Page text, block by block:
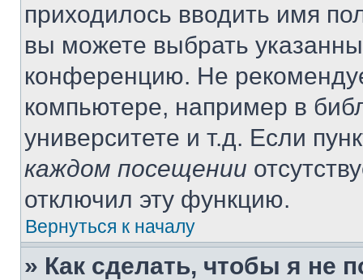
приходилось вводить имя
вы можете выбрать
конференцию. Не
компьютере, например в
университете и т.д. Если
каждом посещении
отключил эту функцию.
Вернуться к началу
» Как сделать, чтобы я не